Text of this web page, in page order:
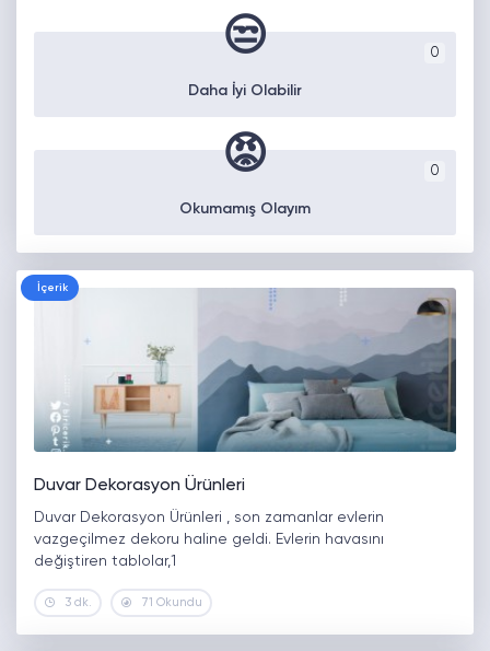
0
😒
Daha İyi Olabilir
0
😡
Okumamış Olayım
İçerik
Duvar Dekorasyon Ürünleri
Duvar Dekorasyon Ürünleri , son zamanlar evlerin
vazgeçilmez dekoru haline geldi. Evlerin havasını
değiştiren tablolar,1
3 dk. 71 Okundu